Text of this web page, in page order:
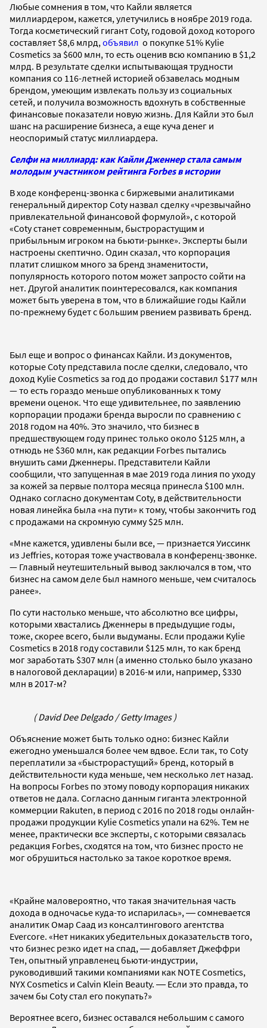
Любые сомнения в том, что Кайли является
миллиардером, кажется, улетучились в ноябре 2019 года.
Тогда косметический гигант Coty, годовой доход которого
составляет $8,6 млрд,объявил о покупке 51% Kylie
Cosmetics за $600 млн, то есть оценив всю компанию в $1,2
млрд. В результате сделки испытывающая трудности
компания со 116-летней историей обзавелась модным
брендом, умеющим извлекать пользу из социальных
сетей, и получила возможность вдохнуть в собственные
финансовые показатели новую жизнь. Для Кайли это был
шанс на расширение бизнеса, а еще куча денег и
неоспоримый статус миллиардера.
Селфи на миллиард: как Кайли Дженнер стала самым
молодым участником рейтинга Forbes в истории
В ходе конференц-звонка с биржевыми аналитиками
генеральный директор Coty назвал сделку «чрезвычайно
привлекательной финансовой формулой», с которой
«Coty станет современным, быстрорастущим и
прибыльным игроком на бьюти-рынке». Эксперты были
настроены скептично. Один сказал, что корпорация
платит слишком много за бренд знаменитости,
популярность которого потом может запросто сойти на
нет. Другой аналитик поинтересовался, как компания
может быть уверена в том, что в ближайшие годы Кайли
по-прежнему будет с большим рвением развивать бренд.
Был еще и вопрос о финансах Кайли. Из документов,
которые Coty представила после сделки, следовало, что
доход Kylie Cosmetics за год до продажи составил $177 млн
— то есть гораздо меньше опубликованных к тому
времени оценок. Что еще удивительнее, по заявлению
корпорации продажи бренда выросли по сравнению с
2018 годом на 40%. Это значило, что бизнес в
предшествующем году принес только около $125 млн, а
отнюдь не $360 млн, как редакции Forbes пытались
внушить сами Дженнеры. Представители Кайли
сообщили, что запущенная в мае 2019 года линия по уходу
за кожей за первые полтора месяца принесла $100 млн.
Однако согласно документам Coty, в действительности
новая линейка была «на пути» к тому, чтобы закончить год
с продажами на скромную сумму $25 млн.
«Мне кажется, удивлены были все, — признается Уиссинк
из Jeffries, которая тоже участвовала в конференц-звонке.
— Главный неутешительный вывод заключался в том, что
бизнес на самом деле был намного меньше, чем считалось
ранее».
По сути настолько меньше, что абсолютно все цифры,
которыми хвастались Дженнеры в предыдущие годы,
тоже, скорее всего, были выдуманы. Если продажи Kylie
Cosmetics в 2018 году составили $125 млн, то как бренд
мог заработать $307 млн (а именно столько было указано
в налоговой декларации) в 2016-м или, например, $330
млн в 2017-м?
( David Dee Delgado / Getty Images )
Объяснение может быть только одно: бизнес Кайли
ежегодно уменьшался более чем вдвое. Если так, то Coty
переплатили за «быстрорастущий» бренд, который в
действительности куда меньше, чем несколько лет назад.
На вопросы Forbes по этому поводу корпорация никаких
ответов не дала. Согласно данным гиганта электронной
коммерции Rakuten, в период с 2016 по 2018 годы онлайн-
продажи продукции Kylie Cosmetics упали на 62%. Тем не
менее, практически все эксперты, с которыми связалась
редакция Forbes, сходятся на том, что бизнес просто не
мог обрушиться настолько за такое короткое время.
«Крайне маловероятно, что такая значительная часть
дохода в одночасье куда-то испарилась», ― сомневается
аналитик Омар Саад из консалтингового агентства
Evercore. «Нет никаких убедительных доказательств того,
что бизнес резко идет на спад, ― добавляет Джеффри
Тен, опытный управленец бьюти-индустрии,
руководивший такими компаниями как NOTE Cosmetics,
NYX Cosmetics и Calvin Klein Beauty. ― Если это правда, то
зачем бы Coty стал его покупать?»
Вероятнее всего, бизнес оставался небольшим с самого